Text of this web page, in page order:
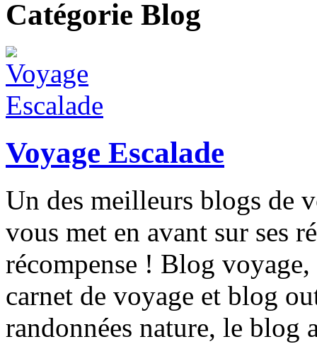
Catégorie Blog
Voyage Escalade
Un des meilleurs blogs de
vous met en avant sur ses
récompense ! Blog
carnet de voyage et blog
randonnées nature, le blog